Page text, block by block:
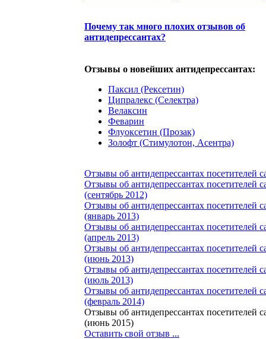
Почему так много плохих отзывов об
антидепрессантах?
Отзывы о новейших антидепрессантах:
Паксил (Рексетин)
Ципралекс (Селектра)
Велаксин
Феварин
Флуоксетин (Прозак)
Золофт (Стимулотон, Асентра)
Отзывы об антидепрессантах посетителей
Отзывы об антидепрессантах посетителей
(сентябрь 2012)
Отзывы об антидепрессантах посетителей
(январь 2013)
Отзывы об антидепрессантах посетителей
(апрель 2013)
Отзывы об антидепрессантах посетителей
(июнь 2013)
Отзывы об антидепрессантах посетителей
(июль 2013)
Отзывы об антидепрессантах посетителей
(февраль 2014)
Отзывы об антидепрессантах посетителей
(июнь 2015)
Оставить свой отзыв ...